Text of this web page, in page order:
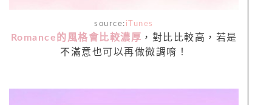
source: iTunes
Romance的風格會比較濃厚 ，對比比較高，若是
不滿意也可以再做微調唷！